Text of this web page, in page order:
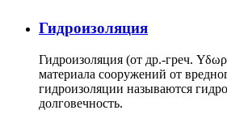
Гидроизоляция
Гидроизоляция (от др.-греч.
материала сооружений от
гидроизоляции называются
долговечность.